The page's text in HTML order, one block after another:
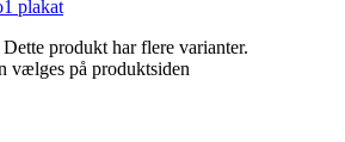
Dette produkt har flere varianter.
vælges på produktsiden